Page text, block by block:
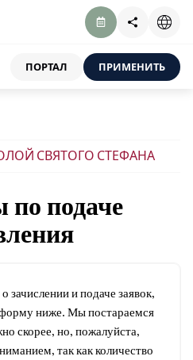
ПОРТАЛ ПРИМЕНИТЬ
СВЯТОГО СТЕФАНА
по подаче
зачислении и подаче заявок,
ниже. Мы постараемся
скорее, но, пожалуйста,
так как количество